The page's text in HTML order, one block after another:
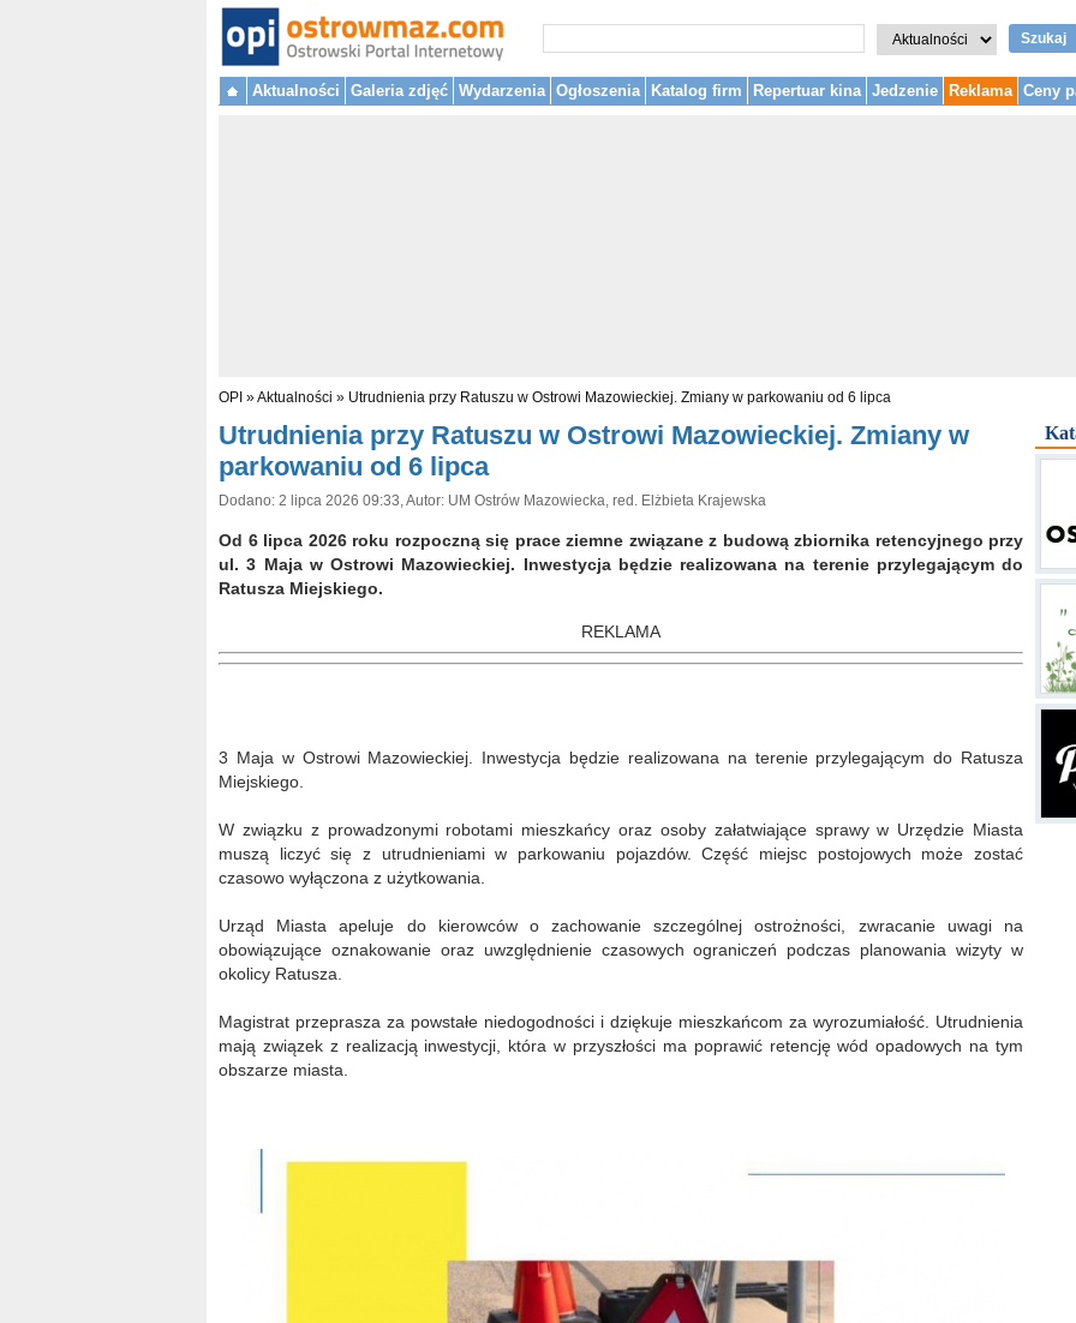
Szukaj
Aktualności Galeria zdjęć Wydarzenia Ogłoszenia Katalog firm Repertuar kina Jedzenie Reklama Ceny
OPI »Aktualności » Utrudnienia przy Ratuszu w Ostrowi Mazowieckiej. Zmiany w parkowaniu od 6 lipca
Utrudnienia przy Ratuszu w Ostrowi Mazowieckiej. Zmiany w
parkowaniu od 6 lipca
Dodano: 2 lipca 2026 09:33, Autor: UM Ostrów Mazowiecka, red. Elżbieta Krajewska
Od 6 lipca 2026 roku rozpoczną się prace ziemne związane z budową zbiornika retencyjnego przy
ul. 3 Maja w Ostrowi Mazowieckiej. Inwestycja będzie realizowana na terenie przylegającym do
Ratusza Miejskiego.
REKLAMA
3 Maja w Ostrowi Mazowieckiej. Inwestycja będzie realizowana na terenie przylegającym do Ratusza
Miejskiego.
W związku z prowadzonymi robotami mieszkańcy oraz osoby załatwiające sprawy w Urzędzie Miasta
muszą liczyć się z utrudnieniami w parkowaniu pojazdów. Część miejsc postojowych może zostać
czasowo wyłączona z użytkowania.
Urząd Miasta apeluje do kierowców o zachowanie szczególnej ostrożności, zwracanie uwagi na
obowiązujące oznakowanie oraz uwzględnienie czasowych ograniczeń podczas planowania wizyty w
okolicy Ratusza.
Magistrat przeprasza za powstałe niedogodności i dziękuje mieszkańcom za wyrozumiałość. Utrudnienia
mają związek z realizacją inwestycji, która w przyszłości ma poprawić retencję wód opadowych na tym
obszarze miasta.